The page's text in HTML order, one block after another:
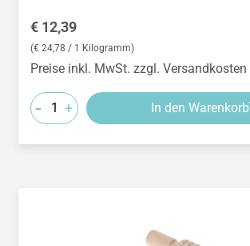
Regulärer Preis:
€ 12,39
(€ 24,78 / 1 Kilogramm)
Preise inkl. MwSt. zzgl. Versandkosten
- + In den Warenkorb